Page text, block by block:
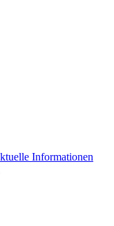
Informationen